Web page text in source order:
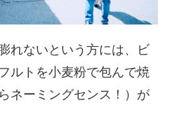
れないという方には、ビ
ルトを小麦粉で包んで焼
ネーミングセンス！）が